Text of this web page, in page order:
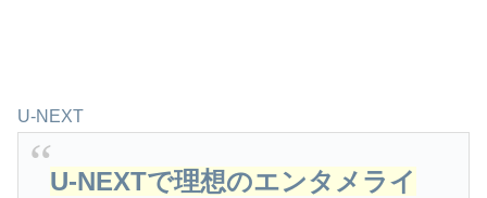
U-NEXT
U-NEXTで理想のエンタメライ